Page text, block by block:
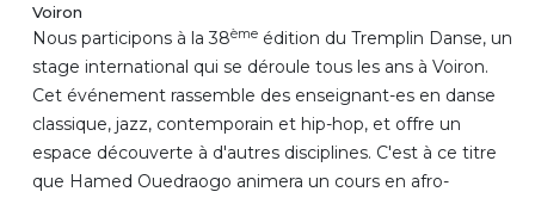
Voiron
Nous participons à la 38ème édition du Tremplin Danse, un
stage international qui se déroule tous les ans à Voiron.
Cet événement rassemble des enseignant-es en danse
classique, jazz, contemporain et hip-hop, et offre un
espace découverte à d'autres disciplines. C'est à ce titre
que Hamed Ouedraogo animera un cours en afro-